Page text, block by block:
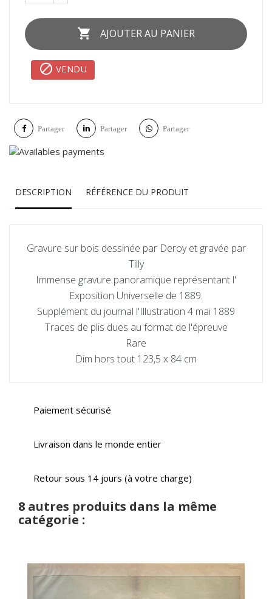
 AJOUTER AU PANIER
 VENDU
Partager Partager Partager
DESCRIPTION RÉFÉRENCE DU PRODUIT
Gravure sur bois dessinée par Deroy et gravée par
Tilly
Immense gravure panoramique représentant l'
Exposition Universelle de 1889.
Supplément du journal l'Illustration 4 mai 1889
Traces de plis dues au format de l'épreuve
Rare
Dim hors tout 123,5 x 84 cm
Paiement sécurisé
Livraison dans le monde entier
Retour sous 14 jours (à votre charge)
8 autres produits dans la même
catégorie :